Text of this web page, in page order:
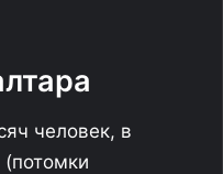
человек, в